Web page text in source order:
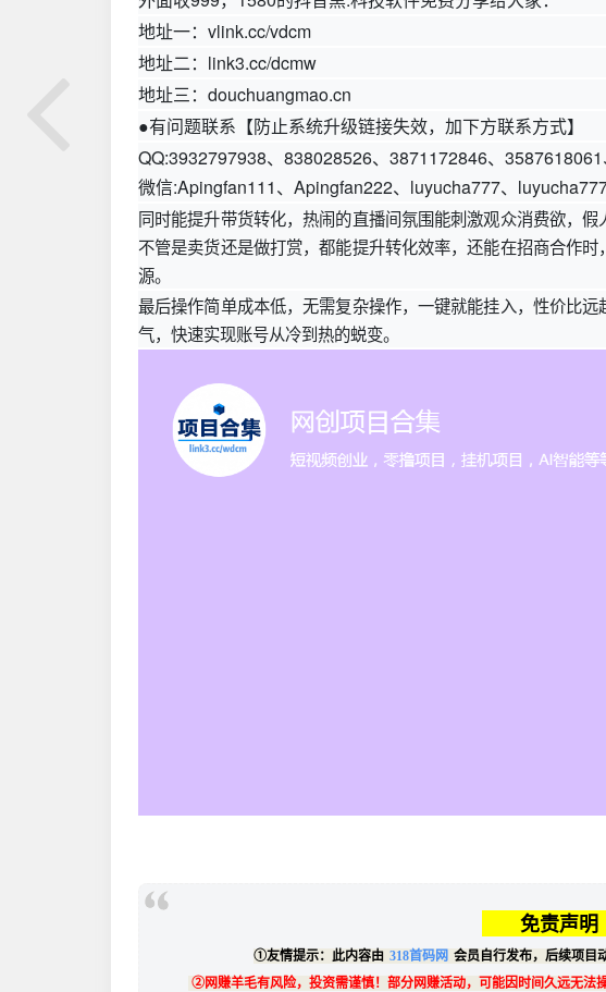
地址一：vlink.cc/vdcm
地址二：link3.cc/dcmw
地址三：douchuangmao.cn
●有问题联系【防止系统升级链接失效，加下方联系方式】
QQ:3932797938、838028526、3871172846、
微信:Apingfan111、Apingfan222、luyucha777、
同时能提升带货转化，热闹的直播间氛围能刺激观众消费欲，
不管是卖货还是做打赏，都能提升转化效率，还能在招商合作
源。
最后操作简单成本低，无需复杂操作，一键就能挂入，性价比
气，快速实现账号从冷到热的蜕变。
免责声
①友情提示：此内容由 318首码网 会员自行发布，后续项目
②网赚羊毛有风险，投资需谨慎！部分网赚活动，可能因时间久远无法